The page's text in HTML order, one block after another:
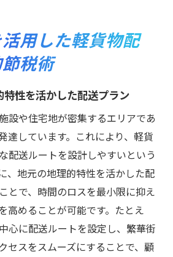
用した軽貨物配
税術
性を活かした配送プラン
設や住宅地が密集するエリアであ
達しています。これにより、軽貨
配送ルートを設計しやすいという
、地元の地理的特性を活かした配
とで、時間のロスを最小限に抑え
高めることが可能です。たとえ
心に配送ルートを設定し、繁華街
セスをスムーズにすることで、顧